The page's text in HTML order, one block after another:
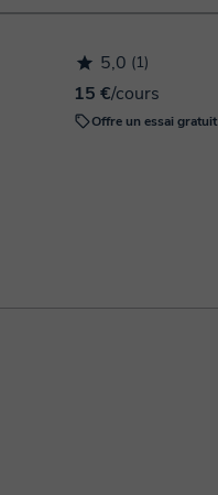
5,0 (1)
15 €/cours
Offre un essai gratuit